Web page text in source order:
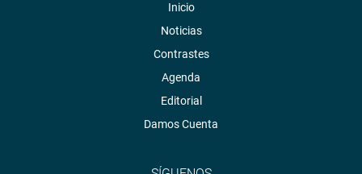
Inicio
Noticias
Contrastes
Agenda
Editorial
Damos Cuenta